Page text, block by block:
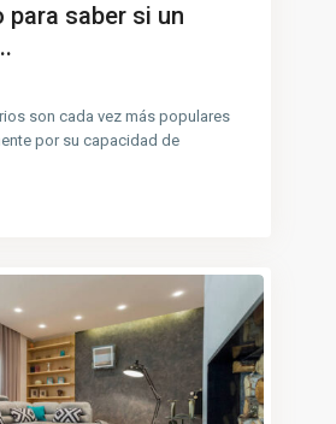
para saber si un
son cada vez más populares
por su capacidad de